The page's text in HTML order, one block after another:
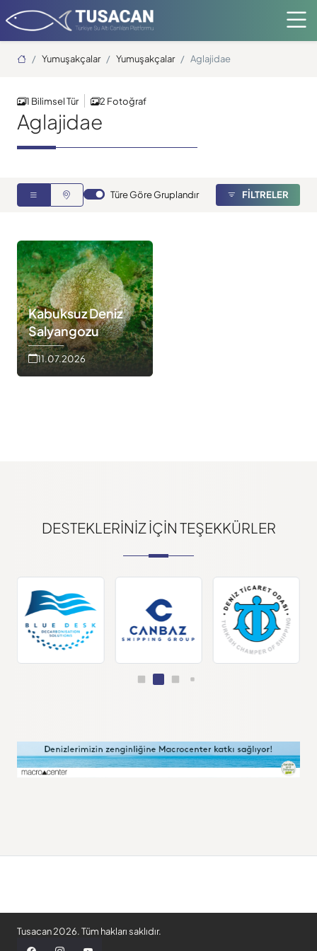
Ana Sayfa
Yumuşakçalar Yumuşakçalar Aglajidae
1 Bilimsel Tür 2 Fotoğraf
Aglajidae
Türe Göre Gruplandır FİLTRELER
Kabuksuz Deniz
Salyangozu
11.07.2026
DESTEKLERINIZ IÇIN TEŞEKKÜRLER
Tusacan 2026. Tüm hakları saklıdır.